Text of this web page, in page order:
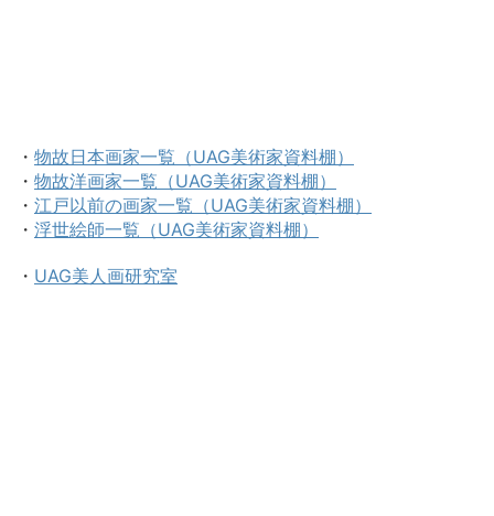
・ 物故日本画家一覧（UAG美術家資料棚）
・ 物故洋画家一覧（UAG美術家資料棚）
・ 江戸以前の画家一覧（UAG美術家資料棚）
・ 浮世絵師一覧（UAG美術家資料棚）
・ UAG美人画研究室